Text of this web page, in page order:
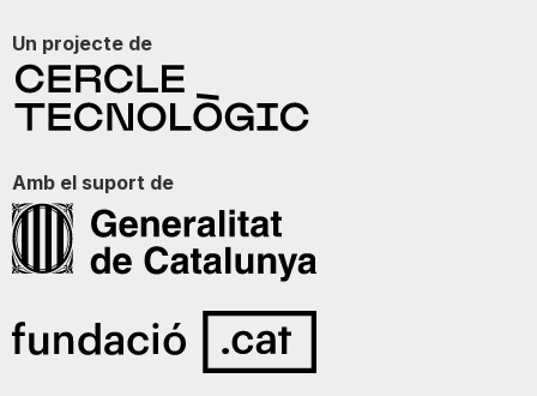
Un projecte de
Amb el suport de